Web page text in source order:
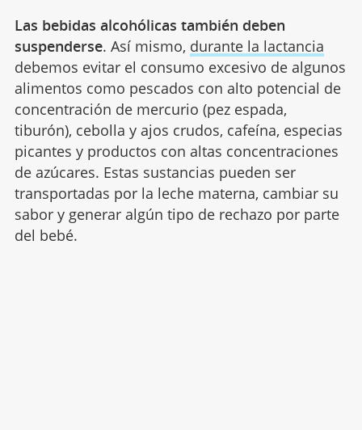
Las bebidas alcohólicas también deben
suspenderse. Así mismo, durante la lactancia
debemos evitar el consumo excesivo de algunos
alimentos como pescados con alto potencial de
concentración de mercurio (pez espada,
tiburón), cebolla y ajos crudos, cafeína, especias
picantes y productos con altas concentraciones
de azúcares. Estas sustancias pueden ser
transportadas por la leche materna, cambiar su
sabor y generar algún tipo de rechazo por parte
del bebé.